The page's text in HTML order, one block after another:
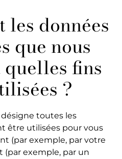
les données
que nous
fins
?
toutes les
être utilisées pour vous
(par exemple, par votre
exemple, par un